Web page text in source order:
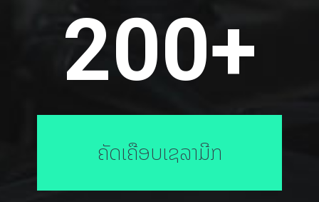
200+
ຄັດເຄືອບເຊລາມີກ